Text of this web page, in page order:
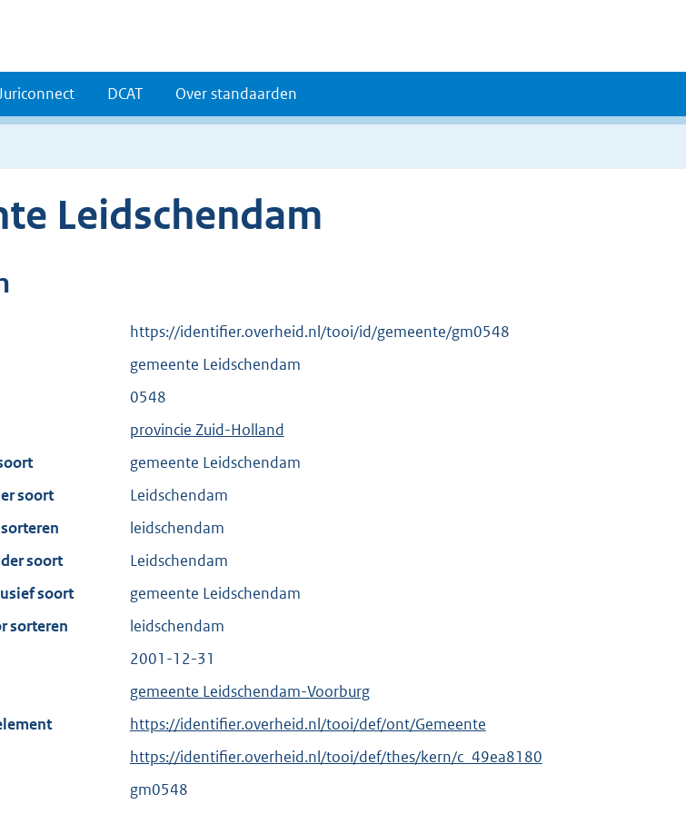
DCAT Over standaarden
Leidschendam
https://identifier.overheid.nl/tooi/id/gemeente/gm0548
gemeente Leidschendam
0548
provincie Zuid-Holland
gemeente Leidschendam
soort
Leidschendam
leidschendam
soort
Leidschendam
soort
gemeente Leidschendam
sorteren
leidschendam
2001-12-31
gemeente Leidschendam-Voorburg
https://identifier.overheid.nl/tooi/def/ont/Gemeente
https://identifier.overheid.nl/tooi/def/thes/kern/c_49ea8180
gm0548